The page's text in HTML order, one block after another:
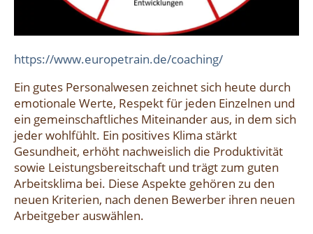
https://www.europetrain.de/coaching/
Ein gutes Personalwesen zeichnet sich heute durch
emotionale Werte, Respekt für jeden Einzelnen und
ein gemeinschaftliches Miteinander aus, in dem sich
jeder wohlfühlt. Ein positives Klima stärkt
Gesundheit, erhöht nachweislich die Produktivität
sowie Leistungsbereitschaft und trägt zum guten
Arbeitsklima bei. Diese Aspekte gehören zu den
neuen Kriterien, nach denen Bewerber ihren neuen
Arbeitgeber auswählen.